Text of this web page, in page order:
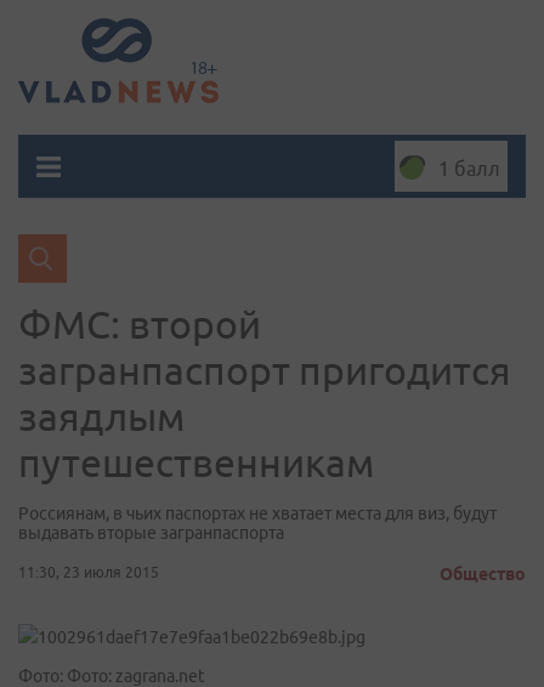
1 балл
ФМС: второй
загранпаспорт пригодится
заядлым
путешественникам
Россиянам, в чьих паспортах не хватает места для виз, будут
выдавать вторые загранпаспорта
11:30, 23 июля 2015 Общество
Фото: Фото: zagrana.net